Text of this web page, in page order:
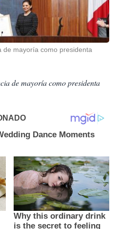
de mayoría como presidenta
de mayoría como presidenta